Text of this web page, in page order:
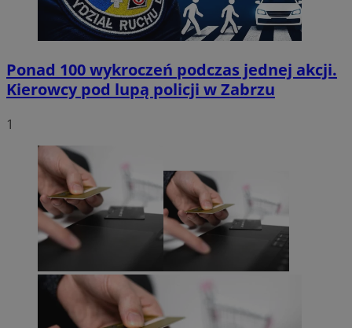
Ponad 100 wykroczeń podczas jednej akcji.
Kierowcy pod lupą policji w Zabrzu
1